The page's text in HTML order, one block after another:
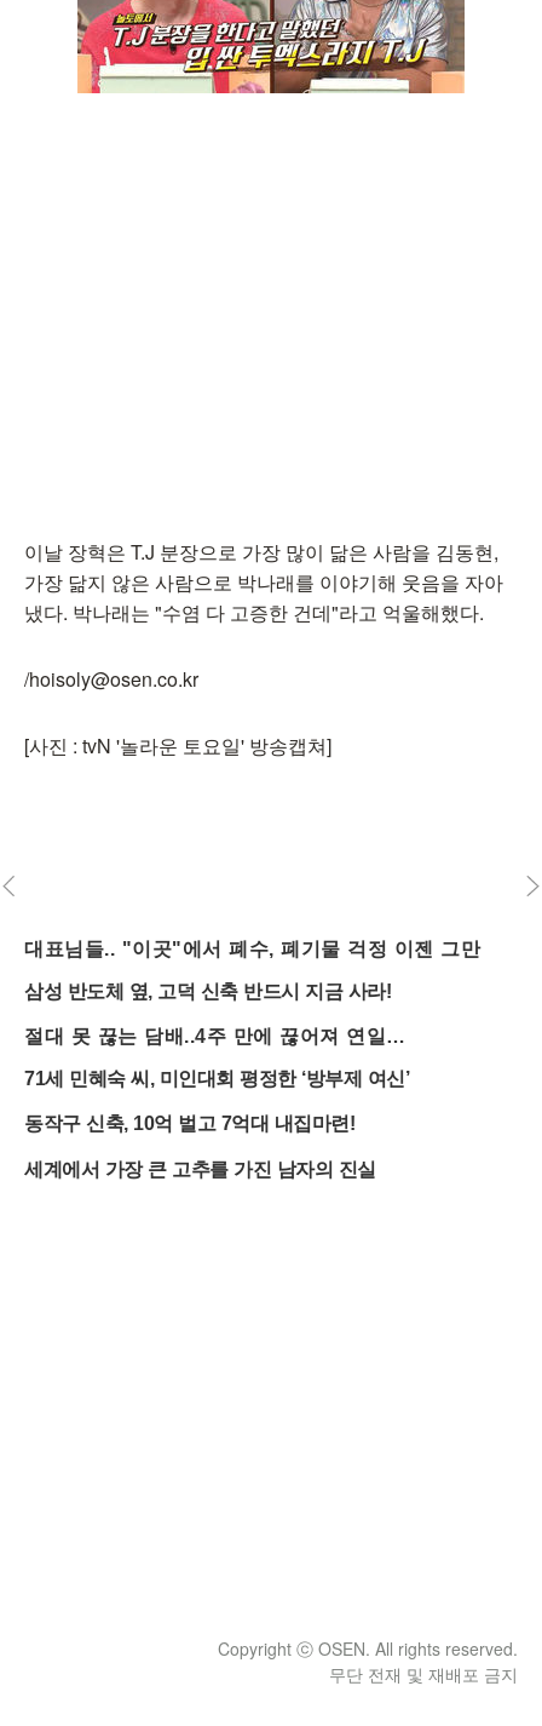
이날 장혁은 T.J 분장으로 가장 많이 닮은 사람을 김동현,
가장 닮지 않은 사람으로 박나래를 이야기해 웃음을 자아
냈다. 박나래는 "수염 다 고증한 건데"라고 억울해했다.
/hoisoly@osen.co.kr
[사진 : tvN '놀라운 토요일' 방송캡쳐]
Copyright ⓒ OSEN. All rights reserved.
무단 전재 및 재배포 금지